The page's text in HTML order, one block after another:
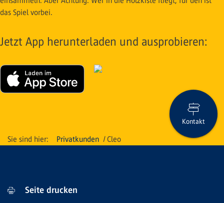
das Spiel vorbei.
Jetzt App herunterladen und ausprobieren:
Privatkunden Cleo
Kontakt
Seite drucken